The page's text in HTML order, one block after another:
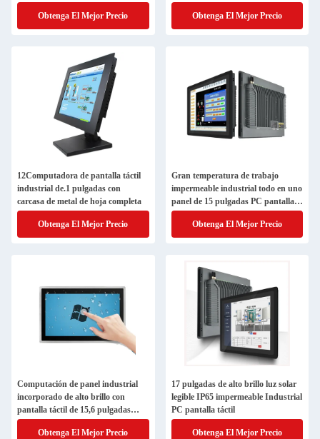
Obtenga El Mejor Precio
uno panel PC
Obtenga El Mejor Precio
12Computadora de pantalla táctil
industrial de.1 pulgadas con
carcasa de metal de hoja completa
Obtenga El Mejor Precio
Gran temperatura de trabajo
impermeable industrial todo en uno
panel de 15 pulgadas PC pantalla
táctil
Obtenga El Mejor Precio
Computación de panel industrial
incorporado de alto brillo con
pantalla táctil de 15,6 pulgadas
todo en un PC
Obtenga El Mejor Precio
17 pulgadas de alto brillo luz solar
legible IP65 impermeable Industrial
PC pantalla táctil
Obtenga El Mejor Precio